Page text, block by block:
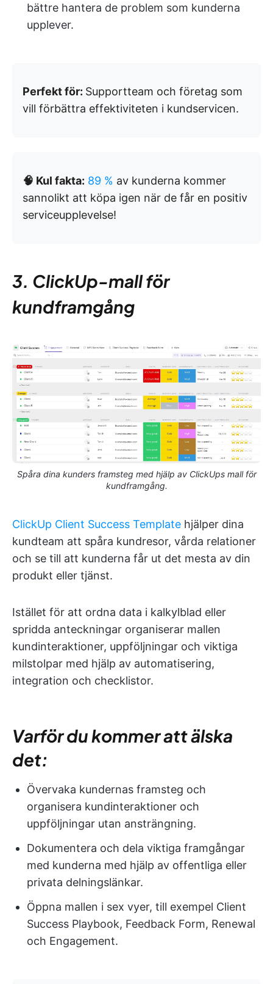
bättre hantera de problem som kunderna
upplever.
Perfekt för: Supportteam och företag som
vill förbättra effektiviteten i kundservicen.
🧠 Kul fakta: 89 % av kunderna kommer
sannolikt att köpa igen när de får en positiv
serviceupplevelse!
3. ClickUp-mall för
kundframgång
Spåra dina kunders framsteg med hjälp av ClickUps mall för
kundframgång.
ClickUp Client Success Template hjälper dina
kundteam att spåra kundresor, vårda relationer
och se till att kunderna får ut det mesta av din
produkt eller tjänst.
Istället för att ordna data i kalkylblad eller
spridda anteckningar organiserar mallen
kundinteraktioner, uppföljningar och viktiga
milstolpar med hjälp av automatisering,
integration och checklistor.
Varför du kommer att älska
det:
Övervaka kundernas framsteg och
organisera kundinteraktioner och
uppföljningar utan ansträngning.
Dokumentera och dela viktiga framgångar
med kunderna med hjälp av offentliga eller
privata delningslänkar.
Öppna mallen i sex vyer, till exempel Client
Success Playbook, Feedback Form, Renewal
och Engagement.